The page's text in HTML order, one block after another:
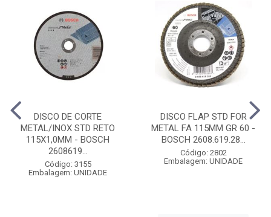
DISCO DE CORTE
METAL/INOX STD RETO
115X1,0MM - BOSCH
2608619...
Código: 3155
Embalagem: UNIDADE
DISCO FLAP STD FOR
METAL FA 115MM GR 60 -
BOSCH 2608.619.28...
Código: 2802
Embalagem: UNIDADE